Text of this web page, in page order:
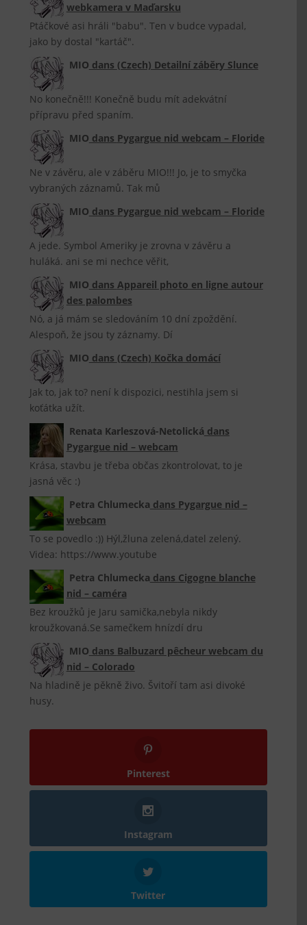
webkamera v Maďarsku
Ptáčkové asi hráli "babu". Ten v budce vypadal,
jako by dostal "kartáč".
MIO dans (Czech) Detailní záběry Slunce
No konečně!!! Konečně budu mít adekvátní
přípravu před spaním.
MIO dans Pygargue nid webcam – Floride
Ne v závěru, ale v záběru MIO!!! Jo, je to smyčka
vybraných záznamů. Tak mů
MIO dans Pygargue nid webcam – Floride
A jede. Symbol Ameriky je zrovna v závěru a
huláká. ani se mi nechce věřit,
MIO dans Appareil photo en ligne autour
des palombes
Nó, a já mám se sledováním 10 dní zpoždění.
Alespoň, že jsou ty záznamy. Dí
MIO dans (Czech) Kočka domácí
Jak to, jak to? není k dispozici, nestihla jsem si
koťátka užít.
Renata Karleszová-Netolická dans
Pygargue nid – webcam
Krása, stavbu je třeba občas zkontrolovat, to je
jasná věc :)
Petra Chlumecka dans Pygargue nid –
webcam
To se povedlo :)) Hýl,žluna zelená,datel zelený.
Videa: https://www.youtube
Petra Chlumecka dans Cigogne blanche
nid – caméra
Bez kroužků je Jaru samička,nebyla nikdy
kroužkovaná.Se samečkem hnízdí dru
MIO dans Balbuzard pêcheur webcam du
nid – Colorado
Na hladině je pěkně živo. Švitoří tam asi divoké
husy.
Pinterest
Instagram
Twitter